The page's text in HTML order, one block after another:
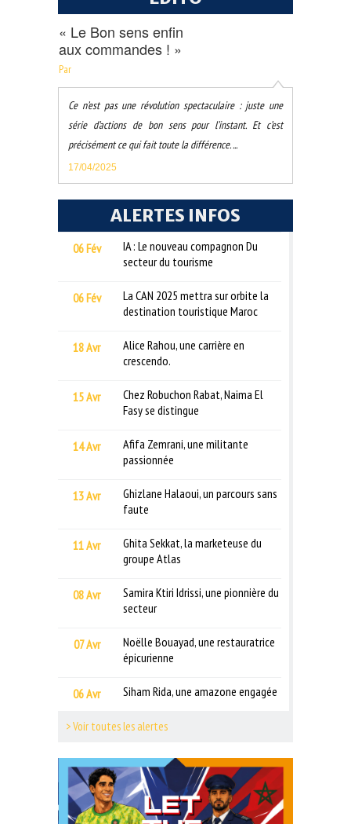
« Le Bon sens enfin
aux commandes ! »
Par
Ce n’est pas une révolution spectaculaire : juste une
série d’actions de bon sens pour l’instant. Et c’est
précisément ce qui fait toute la différence. ...
17/04/2025
ALERTES INFOS
06 Fév
IA : Le nouveau compagnon Du
secteur du tourisme
06 Fév
La CAN 2025 mettra sur orbite la
destination touristique Maroc
18 Avr
Alice Rahou, une carrière en
crescendo.
15 Avr
Chez Robuchon Rabat, Naima El
Fasy se distingue
14 Avr
Afifa Zemrani, une militante
passionnée
13 Avr
Ghizlane Halaoui, un parcours sans
faute
11 Avr
Ghita Sekkat, la marketeuse du
groupe Atlas
08 Avr
Samira Ktiri Idrissi, une pionnière du
secteur
07 Avr
Noëlle Bouayad, une restauratrice
épicurienne
06 Avr Siham Rida, une amazone engagée
> Voir toutes les alertes